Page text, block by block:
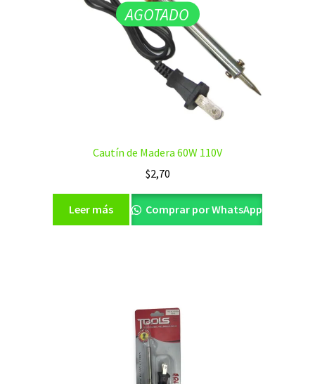
AGOTADO
Cautín de Madera 60W 110V
$2,70
Leer más Comprar por WhatsApp